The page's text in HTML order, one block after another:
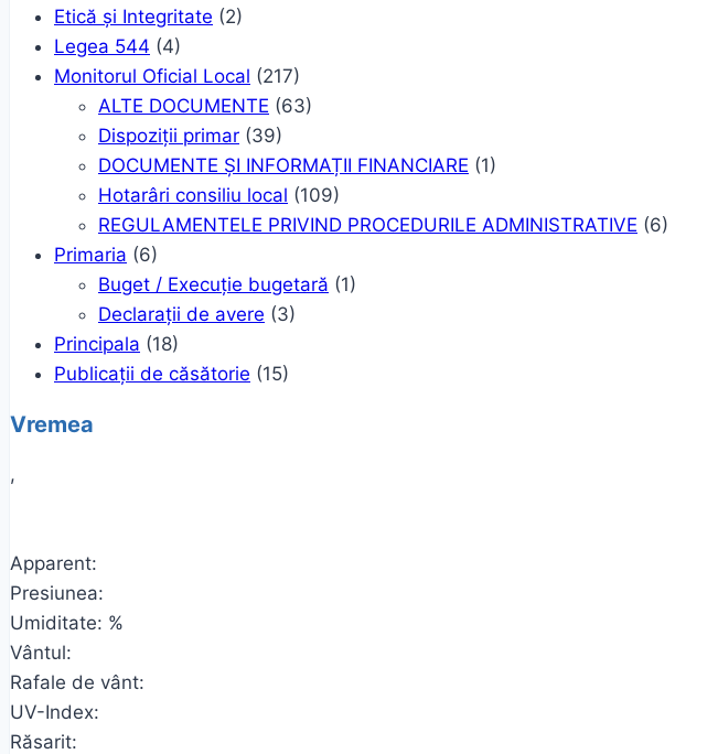
Etică și Integritate (2)
Legea 544 (4)
Monitorul Oficial Local (217)
ALTE DOCUMENTE (63)
Dispoziții primar (39)
DOCUMENTE ȘI INFORMAȚII FINANCIARE (1)
Hotarâri consiliu local (109)
REGULAMENTELE PRIVIND PROCEDURILE ADMINISTRATIVE (6)
Primaria (6)
Buget / Execuție bugetară (1)
Declarații de avere (3)
Principala (18)
Publicații de căsătorie (15)
Vremea
,
Apparent:
Presiunea:
Umiditate: %
Vântul:
Rafale de vânt:
UV-Index:
Răsarit: